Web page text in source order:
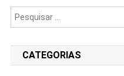
posts
CATEGORIAS